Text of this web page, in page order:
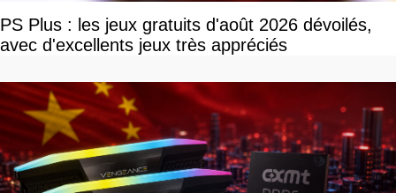
PS Plus : les jeux gratuits d'août 2026 dévoilés,
avec d'excellents jeux très appréciés